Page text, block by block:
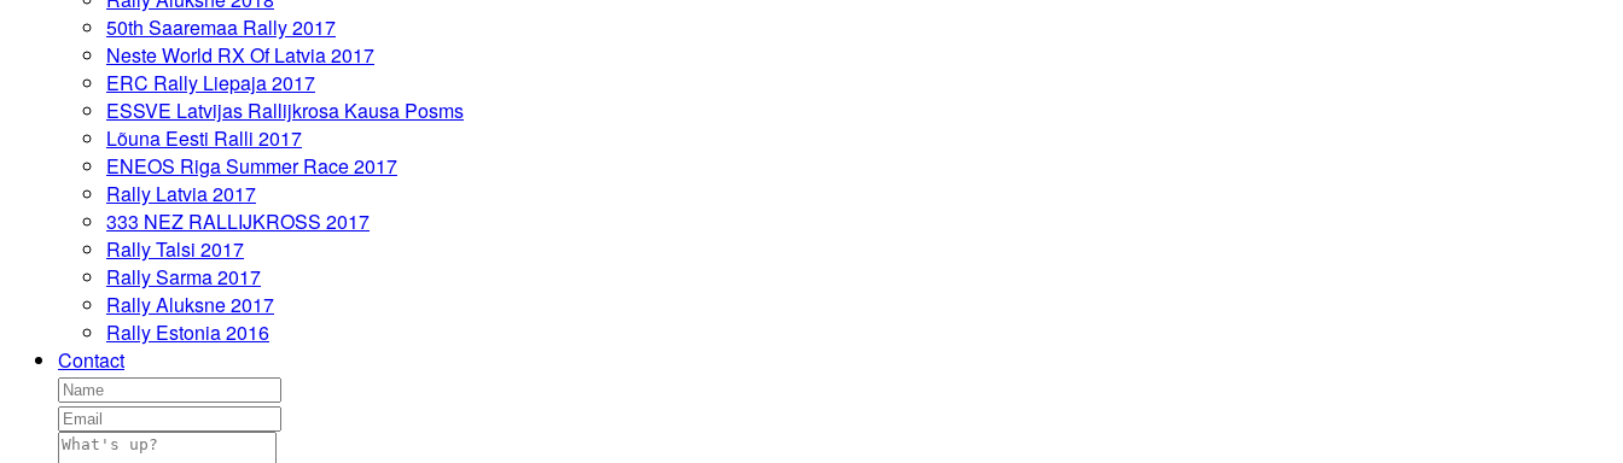
50th Saaremaa Rally 2017
Neste World RX Of Latvia 2017
ERC Rally Liepaja 2017
ESSVE Latvijas Rallijkrosa Kausa Posms
Lõuna Eesti Ralli 2017
ENEOS Riga Summer Race 2017
Rally Latvia 2017
333 NEZ RALLIJKROSS 2017
Rally Talsi 2017
Rally Sarma 2017
Rally Aluksne 2017
Rally Estonia 2016
Contact